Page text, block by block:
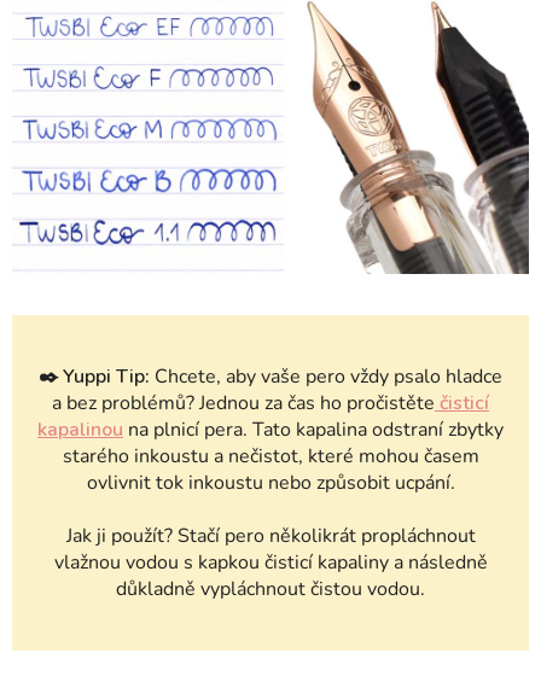
✒️Yuppi Tip: Chcete, aby vaše pero vždy psalo hladce
a bez problémů? Jednou za čas ho pročistěte čisticí
kapalinou na plnicí pera. Tato kapalina odstraní zbytky
starého inkoustu a nečistot, které mohou časem
ovlivnit tok inkoustu nebo způsobit ucpání.
Jak ji použít? Stačí pero několikrát propláchnout
vlažnou vodou s kapkou čisticí kapaliny a následně
důkladně vypláchnout čistou vodou.